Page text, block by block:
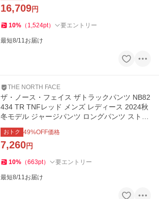
16,709円
10% （ 1,524pt） 要エントリー
最短8/11お届け
THE NORTH FACE
ザ・ノース・フェイス ザトラックパンツ NB82
434 TR TNFレッド メンズ レディース 2024秋
冬モデル ジャージパンツ ロングパンツ ストレ
ッチパンツ
おトク 49%OFF価格
7,260円
10% （663pt） 要エントリー
最短8/11お届け